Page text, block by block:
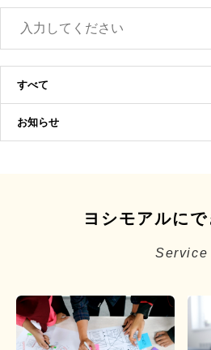
すべて
お知らせ
ヨシモアルにで